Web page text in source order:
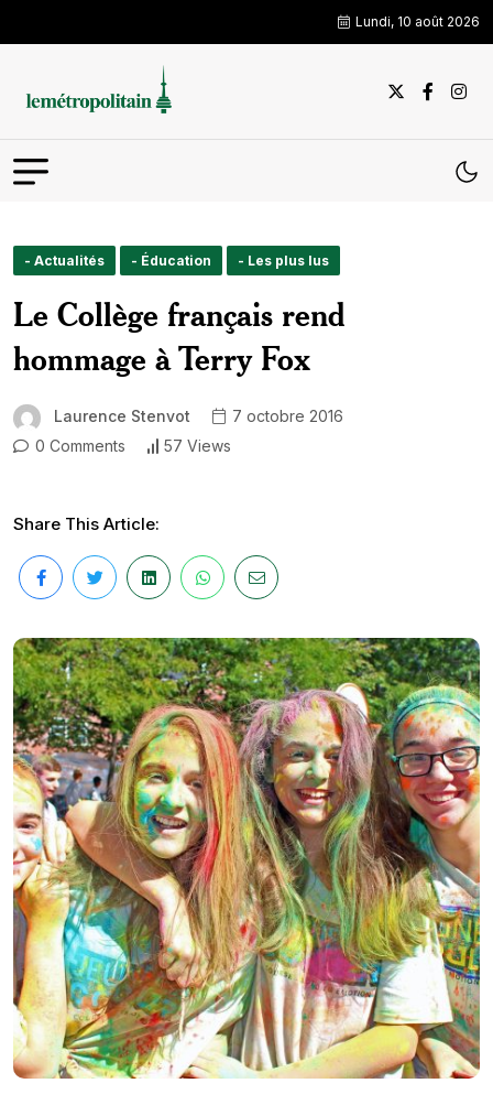
Lundi, 10 août 2026
- Actualités - Éducation - Les plus lus
Le Collège français rend
hommage à Terry Fox
Laurence Stenvot
7 octobre 2016
0 Comments
57 Views
Share This Article: